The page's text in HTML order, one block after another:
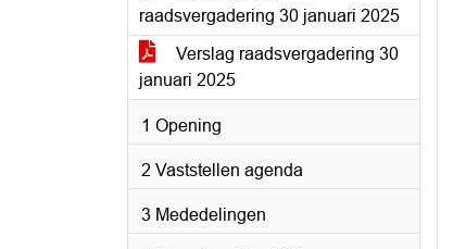
raadsvergadering 30 januari 2025
Verslag raadsvergadering 30
januari 2025
1 Opening
2 Vaststellen agenda
3 Mededelingen